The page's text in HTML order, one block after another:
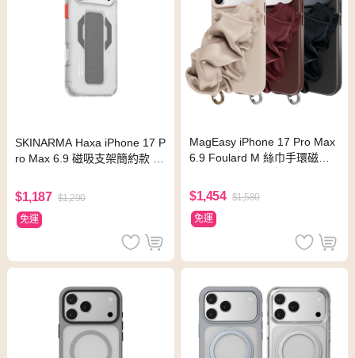
SKINARMA Haxa iPhone 17 P
ro Max 6.9 磁吸支架簡約款 透
$1,187 $1,290
免運
MagEasy iPhone 17 Pro Max
6.9 Foulard M 絲巾手環磁吸
$1,454 $1,580
免運